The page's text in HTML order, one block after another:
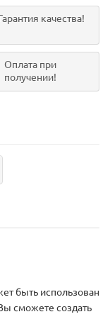
качества!
Оплата при
получении!
быть использован
сможете создать